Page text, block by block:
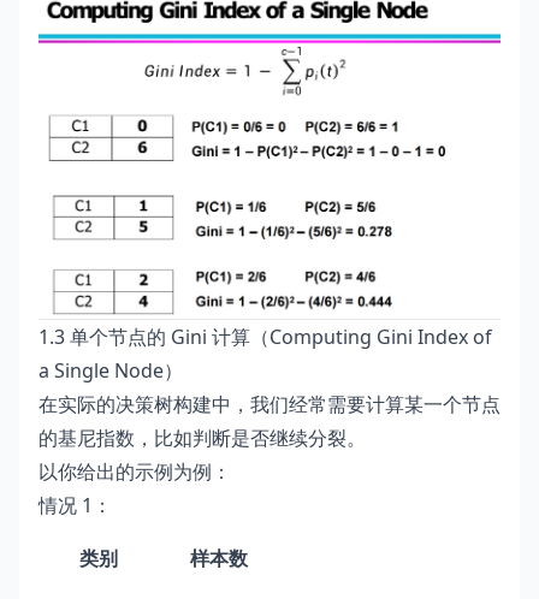
1.3 单个节点的 Gini 计算（Computing Gini Index of
a Single Node）
在实际的决策树构建中，我们经常需要计算某一个节点
的基尼指数，比如判断是否继续分裂。
以你给出的示例为例：
情况 1：
类别
样本数